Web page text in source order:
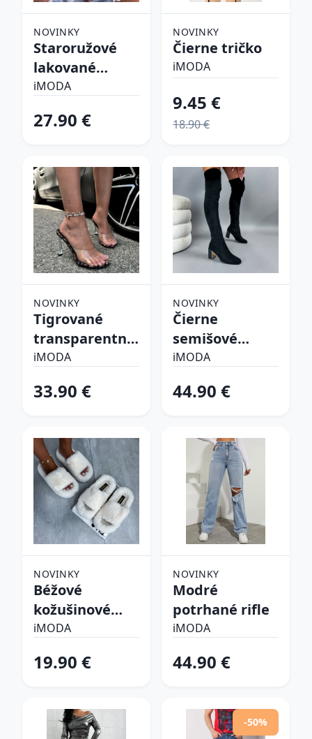
NOVINKY
Staroružové
lakované
lodičky
iMODA
27.90 €
NOVINKY
Čierne tričko
iMODA
9.45 €
18.90 €
NOVINKY
Tigrované
transparentné
sandále
iMODA
33.90 €
NOVINKY
Čierne
semišové
vysoké čižmy
iMODA
44.90 €
NOVINKY
Béžové
kožušinové
šlapky
iMODA
19.90 €
NOVINKY
Modré
potrhané rifle
iMODA
44.90 €
-50%